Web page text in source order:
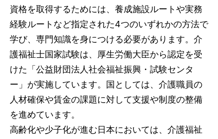
介護福祉士に転職するには
介護福祉士の仕事内容についてよくある質問
Q.介護福祉士と介護士・ヘルパーの違いはなに？
Q.介護福祉士の仕事は体力的にきつい？
Q.介護福祉士の仕事は未経験でもすぐに慣れるこ
とはできる？
Q.介護福祉士に向いている人はどんな人？
介護福祉士の仕事内容を知り自分に合う働き方を見
つけよう
資格を取得するためには、養成施設ルートや実務
経験ルートなど指定された4つのいずれかの方法で
学び、専門知識を身につける必要があります。介
護福祉士国家試験は、厚生労働大臣から認定を受
けた「公益財団法人社会福祉振興・試験センタ
ー」が実施しています。国としては、介護職員の
人材確保や賃金の課題に対して支援や制度の整備
を進めています。
高齢化や少子化が進む日本においては、介護福祉